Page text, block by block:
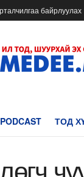
байрлуулах
ТОД